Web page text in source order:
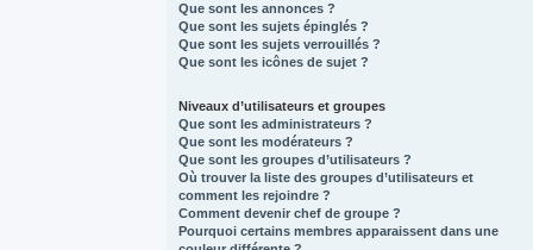
Que sont les annonces ?
Que sont les sujets épinglés ?
Que sont les sujets verrouillés ?
Que sont les icônes de sujet ?
Niveaux d’utilisateurs et groupes
Que sont les administrateurs ?
Que sont les modérateurs ?
Que sont les groupes d’utilisateurs ?
Où trouver la liste des groupes d’utilisateurs et
comment les rejoindre ?
Comment devenir chef de groupe ?
Pourquoi certains membres apparaissent dans une